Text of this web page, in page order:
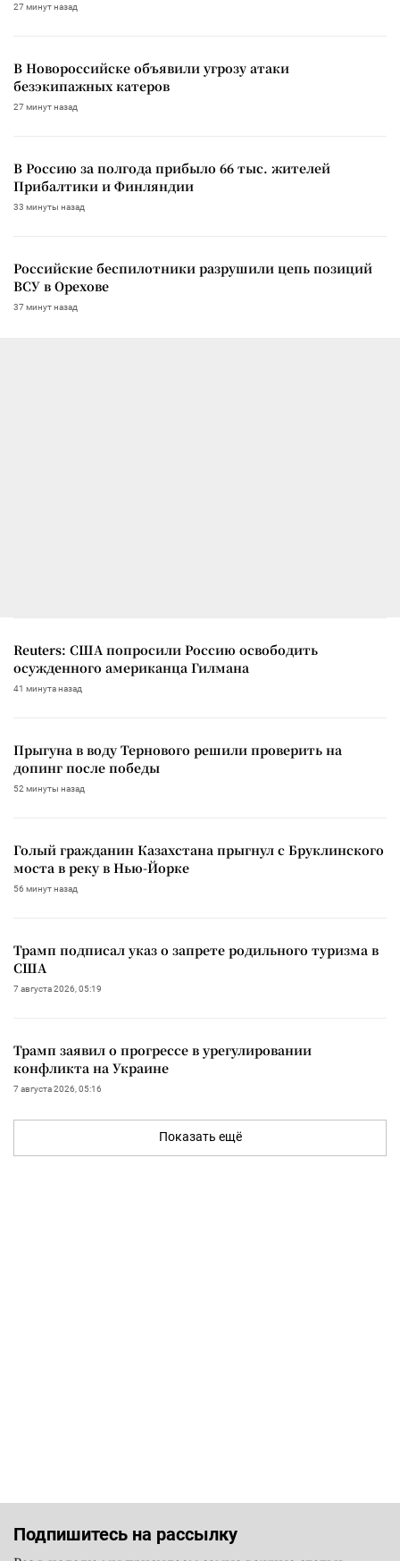
27 минут назад
В Новороссийске объявили угрозу атаки
безэкипажных катеров
27 минут назад
В Россию за полгода прибыло 66 тыс. жителей
Прибалтики и Финляндии
33 минуты назад
Российские беспилотники разрушили цепь позиций
ВСУ в Орехове
37 минут назад
Reuters: США попросили Россию освободить
осужденного американца Гилмана
41 минута назад
Прыгуна в воду Тернового решили проверить на
допинг после победы
52 минуты назад
Голый гражданин Казахстана прыгнул с Бруклинского
моста в реку в Нью-Йорке
56 минут назад
Трамп подписал указ о запрете родильного туризма в
США
7 августа 2026, 05:19
Трамп заявил о прогрессе в урегулировании
конфликта на Украине
7 августа 2026, 05:16
Показать ещё
Подпишитесь на рассылку